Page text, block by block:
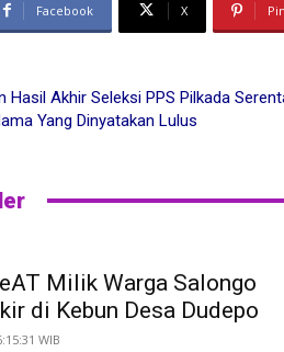
Facebook X
Hasil Akhir Seleksi PPS Pilkada
Yang Dinyatakan Lulus
Milik Warga Salongo
di Kebun Desa Dudepo
WIB